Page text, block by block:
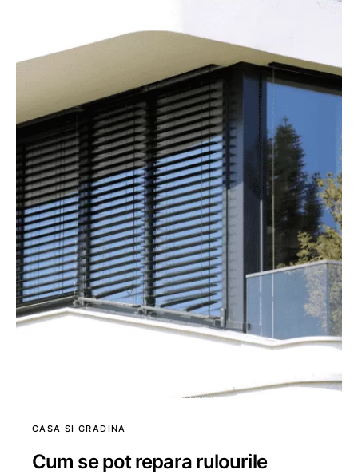
CASA SI GRADINA
Cum se pot repara rulourile